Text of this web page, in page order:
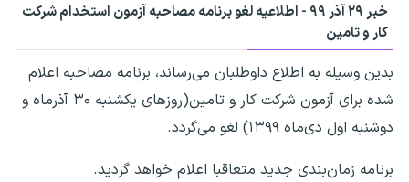
خبر ۲۹ آذر ۹۹ - اطلاعیه لغو برنامه مصاحبه آزمون استخدام شرکت
کار و تامین
بدین وسیله به اطلاع داوطلبان می‌رساند، برنامه مصاحبه اعلام
شده برای آزمون شرکت کار و تامین(روزهای یکشنبه ۳۰ آذرماه و
دوشنبه اول دی‌ماه ۱۳۹۹) لغو می‌گردد.
برنامه زمان‌بندی جدید متعاقبا اعلام خواهد گردید.